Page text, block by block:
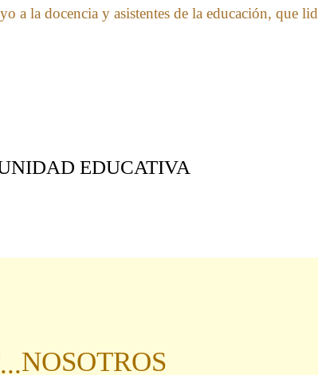
a la docencia y asistentes de la educación, que
EDUCATIVA
NOSOTROS